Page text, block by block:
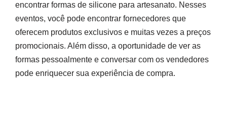
encontrar formas de silicone para artesanato. Nesses
eventos, você pode encontrar fornecedores que
oferecem produtos exclusivos e muitas vezes a preços
promocionais. Além disso, a oportunidade de ver as
formas pessoalmente e conversar com os vendedores
pode enriquecer sua experiência de compra.